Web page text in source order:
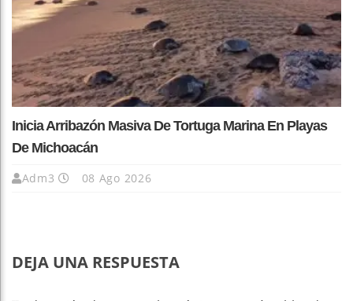
Inicia Arribazón Masiva De Tortuga Marina En Playas
De Michoacán
Adm3 08 Ago 2026
DEJA UNA RESPUESTA